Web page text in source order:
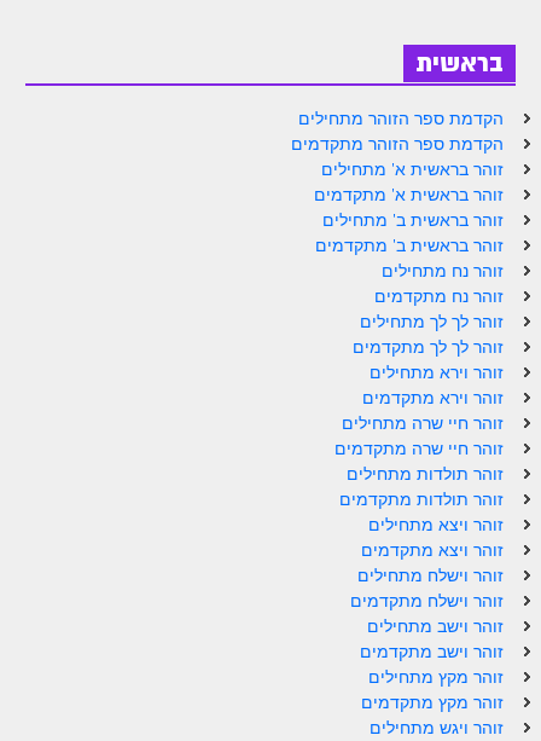
בראשית
הקדמת ספר הזוהר מתחילים
הקדמת ספר הזוהר מתקדמים
זוהר בראשית א' מתחילים
זוהר בראשית א' מתקדמים
זוהר בראשית ב' מתחילים
זוהר בראשית ב' מתקדמים
זוהר נח מתחילים
זוהר נח מתקדמים
זוהר לך לך מתחילים
זוהר לך לך מתקדמים
זוהר וירא מתחילים
זוהר וירא מתקדמים
זוהר חיי שרה מתחילים
זוהר חיי שרה מתקדמים
זוהר תולדות מתחילים
זוהר תולדות מתקדמים
זוהר ויצא מתחילים
זוהר ויצא מתקדמים
זוהר וישלח מתחילים
זוהר וישלח מתקדמים
זוהר וישב מתחילים
זוהר וישב מתקדמים
זוהר מקץ מתחילים
זוהר מקץ מתקדמים
זוהר ויגש מתחילים